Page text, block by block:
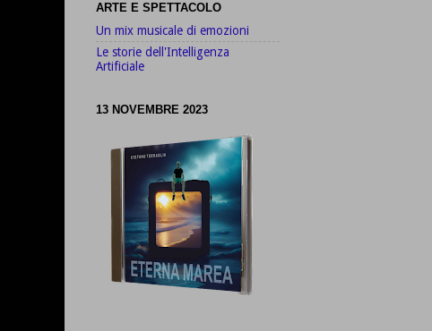
ARTE E SPETTACOLO
Un mix musicale di emozioni
Le storie dell'Intelligenza
Artificiale
13 NOVEMBRE 2023